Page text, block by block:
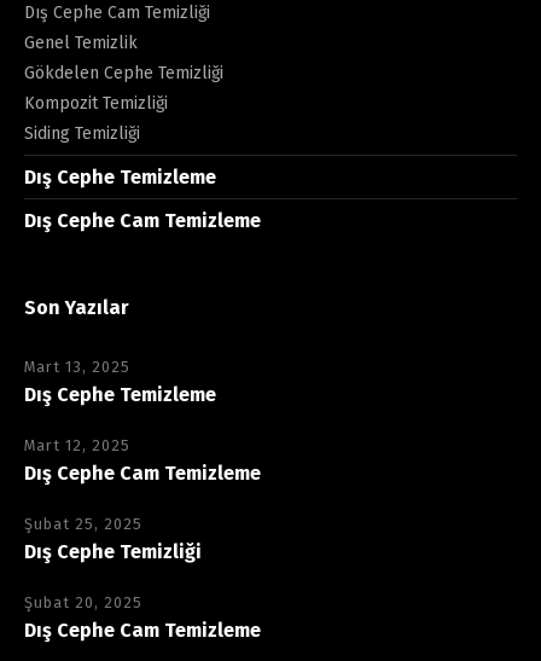
Dış Cephe Cam Temizliği
Genel Temizlik
Gökdelen Cephe Temizliği
Kompozit Temizliği
Siding Temizliği
Dış Cephe Temizleme
Dış Cephe Cam Temizleme
Son Yazılar
Mart 13, 2025
Dış Cephe Temizleme
Mart 12, 2025
Dış Cephe Cam Temizleme
Şubat 25, 2025
Dış Cephe Temizliği
Şubat 20, 2025
Dış Cephe Cam Temizleme